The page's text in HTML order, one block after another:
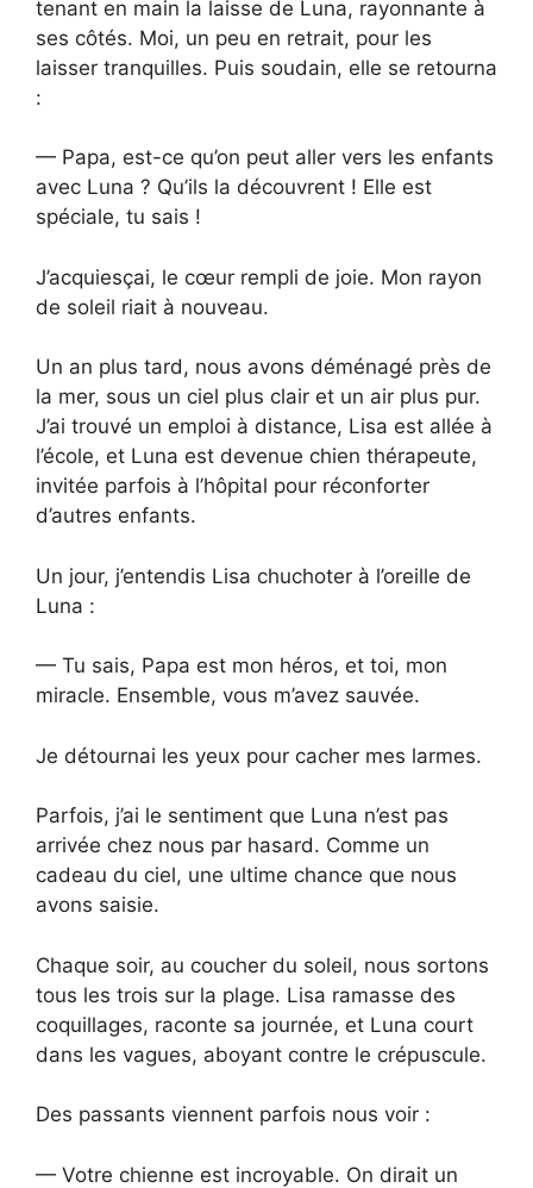
tenant en main la laisse de Luna, rayonnante à
ses côtés. Moi, un peu en retrait, pour les
laisser tranquilles. Puis soudain, elle se retourna
:
— Papa, est-ce qu’on peut aller vers les enfants
avec Luna ? Qu’ils la découvrent ! Elle est
spéciale, tu sais !
J’acquiesçai, le cœur rempli de joie. Mon rayon
de soleil riait à nouveau.
Un an plus tard, nous avons déménagé près de
la mer, sous un ciel plus clair et un air plus pur.
J’ai trouvé un emploi à distance, Lisa est allée à
l’école, et Luna est devenue chien thérapeute,
invitée parfois à l’hôpital pour réconforter
d’autres enfants.
Un jour, j’entendis Lisa chuchoter à l’oreille de
Luna :
— Tu sais, Papa est mon héros, et toi, mon
miracle. Ensemble, vous m’avez sauvée.
Je détournai les yeux pour cacher mes larmes.
Parfois, j’ai le sentiment que Luna n’est pas
arrivée chez nous par hasard. Comme un
cadeau du ciel, une ultime chance que nous
avons saisie.
Chaque soir, au coucher du soleil, nous sortons
tous les trois sur la plage. Lisa ramasse des
coquillages, raconte sa journée, et Luna court
dans les vagues, aboyant contre le crépuscule.
Des passants viennent parfois nous voir :
— Votre chienne est incroyable. On dirait un